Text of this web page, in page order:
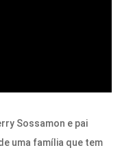
Sossamon e pai
uma família que tem